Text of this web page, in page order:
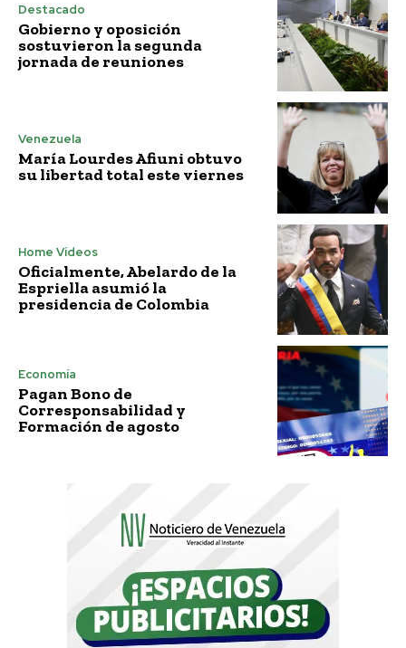
Destacado
Gobierno y oposición
sostuvieron la segunda
jornada de reuniones
Venezuela
María Lourdes Afiuni obtuvo
su libertad total este viernes
Home Vídeos
Oficialmente, Abelardo de la
Espriella asumió la
presidencia de Colombia
Economía
Pagan Bono de
Corresponsabilidad y
Formación de agosto